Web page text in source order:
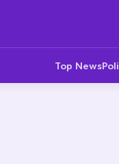
Top News